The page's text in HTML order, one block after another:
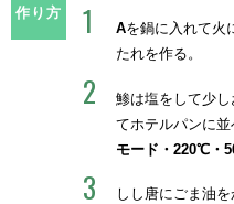
作り方
Aを鍋に入れて火
たれを作る。
鯵は塩をして少
てホテルパンに並
モード・220℃・
しし唐にごま油